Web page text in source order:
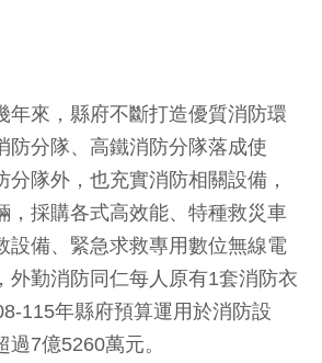
年來，縣府不斷打造優質消防環
防分隊、高鐵消防分隊落成使
分隊外，也充實消防相關設備，
，採購各式高效能、特種救災車
設備、緊急求救專用數位無線電
外勤消防同仁每人原有1套消防衣
115年縣府預算運用於消防設
7億5260萬元。